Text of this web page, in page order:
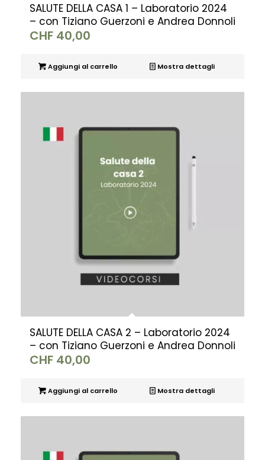
SALUTE DELLA CASA 1 – Laboratorio 2024
– con Tiziano Guerzoni e Andrea Donnoli
CHF40,00
Aggiungi al carrello Mostra dettagli
SALUTE DELLA CASA 2 – Laboratorio 2024
– con Tiziano Guerzoni e Andrea Donnoli
CHF40,00
Aggiungi al carrello Mostra dettagli